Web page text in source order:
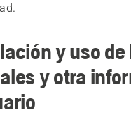
y uso de
y otra